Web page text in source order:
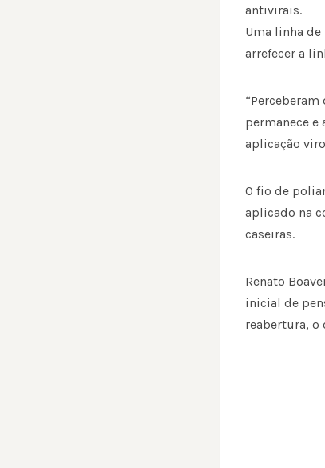
antivirais.
Uma linha
arrefecer a
permanece
aplicação
O fio de
aplicado na
caseiras.
Renato
inicial de
reabertura, o